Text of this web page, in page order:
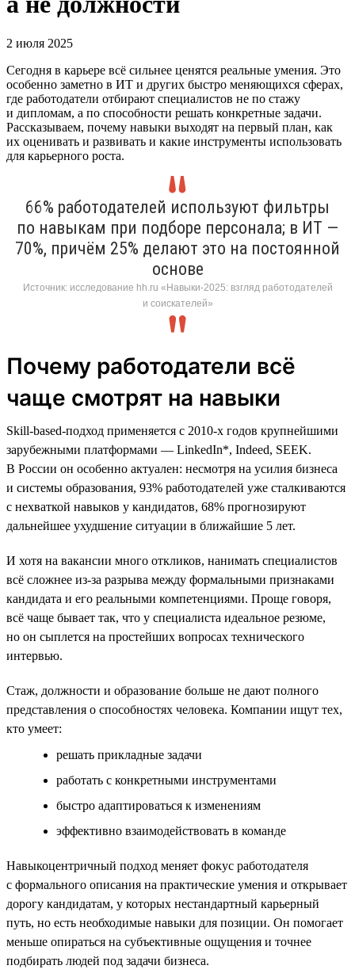
2 июля 2025
Сегодня в карьере всё сильнее ценятся реальные умения. Это
особенно заметно в ИТ и других быстро меняющихся сферах,
где работодатели отбирают специалистов не по стажу
и дипломам, а по способности решать конкретные задачи.
Рассказываем, почему навыки выходят на первый план, как
их оценивать и развивать и какие инструменты использовать
для карьерного роста.
66% работодателей используют фильтры
по навыкам при подборе персонала; в ИТ —
70%, причём 25% делают это на постоянной
основе
Источник: исследование hh.ru «Навыки-2025: взгляд работодателей
и соискателей»
Почему работодатели всё
чаще смотрят на навыки
Skill-based-подход применяется с 2010-х годов крупнейшими
зарубежными платформами — LinkedIn*, Indeed, SEEK.
В России он особенно актуален: несмотря на усилия бизнеса
и системы образования, 93% работодателей уже сталкиваются
с нехваткой навыков у кандидатов, 68% прогнозируют
дальнейшее ухудшение ситуации в ближайшие 5 лет.
И хотя на вакансии много откликов, нанимать специалистов
всё сложнее из-за разрыва между формальными признаками
кандидата и его реальными компетенциями. Проще говоря,
всё чаще бывает так, что у специалиста идеальное резюме,
но он сыплется на простейших вопросах технического
интервью.
Стаж, должности и образование больше не дают полного
представления о способностях человека. Компании ищут тех,
кто умеет:
решать прикладные задачи
работать с конкретными инструментами
быстро адаптироваться к изменениям
эффективно взаимодействовать в команде
Навыкоцентричный подход меняет фокус работодателя
с формального описания на практические умения и открывает
дорогу кандидатам, у которых нестандартный карьерный
путь, но есть необходимые навыки для позиции. Он помогает
меньше опираться на субъективные ощущения и точнее
подбирать людей под задачи бизнеса.